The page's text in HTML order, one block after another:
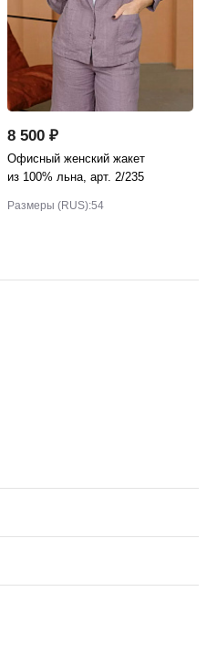
8 500 ₽
Офисный женский жакет
из 100% льна, арт. 2/235
Размеры (RUS):54